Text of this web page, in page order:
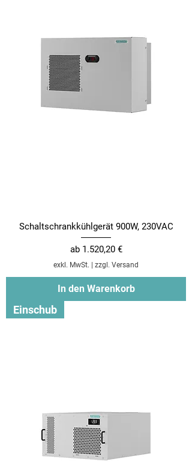
Schaltschrankkühlgerät 900W, 230VAC
ab 1.520,20 €
Sale-Preis
exkl. MwSt. zzgl. Versand
In den Warenkorb
Einschub